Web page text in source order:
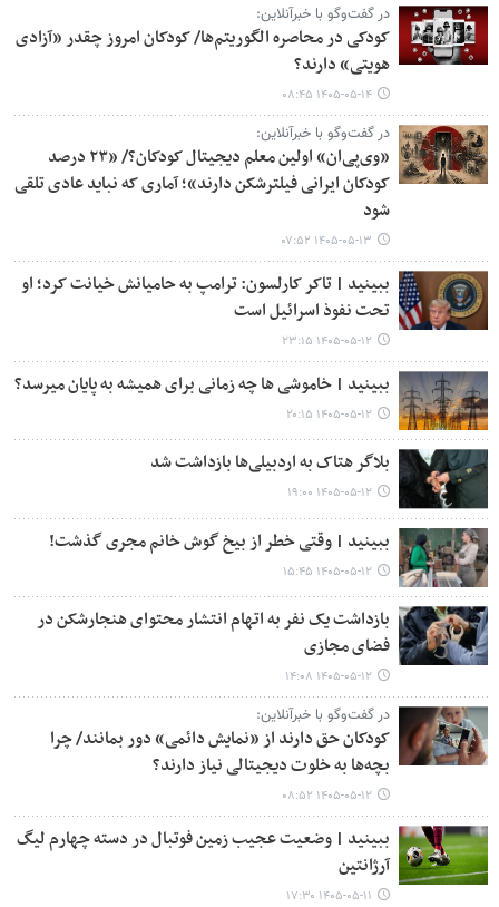
در گفت‌وگو با خبرآنلاین:
کودکی در محاصره الگوریتم‌ها/ کودکان امروز چقدر «آزادی
هویتی» دارند؟
۱۴۰۵-۰۵-۱۴ ۰۸:۴۵
در گفت‌وگو با خبرآنلاین:
«وی‌پی‌ان» اولین معلم دیجیتال کودکان؟/ «۲۳ درصد
کودکان ایرانی فیلترشکن دارند»؛ آماری که نباید عادی تلقی
شود
۱۴۰۵-۰۵-۱۳ ۰۷:۵۲
ببینید | تاکر کارلسون: ترامپ به حامیانش خیانت کرد؛ او
تحت نفوذ اسرائیل است
۱۴۰۵-۰۵-۱۲ ۲۳:۱۵
ببینید | خاموشی ها چه زمانی برای همیشه به پایان میرسد؟
۱۴۰۵-۰۵-۱۲ ۲۰:۱۵
بلاگر هتاک به اردبیلی‌ها بازداشت شد
۱۴۰۵-۰۵-۱۲ ۱۹:۰۰
ببینید | وقتی خطر از بیخ گوش خانم مجری گذشت!
۱۴۰۵-۰۵-۱۲ ۱۵:۴۵
بازداشت یک نفر به اتهام انتشار محتوای هنجارشکن در
فضای مجازی
۱۴۰۵-۰۵-۱۲ ۱۴:۰۸
در گفت‌وگو با خبرآنلاین:
کودکان حق دارند از «نمایش دائمی» دور بمانند/ چرا
بچه‌ها به خلوت دیجیتالی نیاز دارند؟
۱۴۰۵-۰۵-۱۲ ۰۸:۵۲
ببینید | وضعیت عجیب زمین فوتبال در دسته چهارم لیگ
آرژانتین
۱۴۰۵-۰۵-۱۱ ۱۷:۳۰